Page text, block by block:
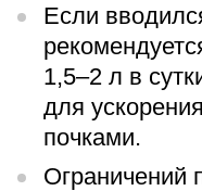
Если
1,5–2 л в
для
почками.
Ограничений